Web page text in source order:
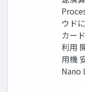
ウド
カー
利⽤
⽤機
Nano